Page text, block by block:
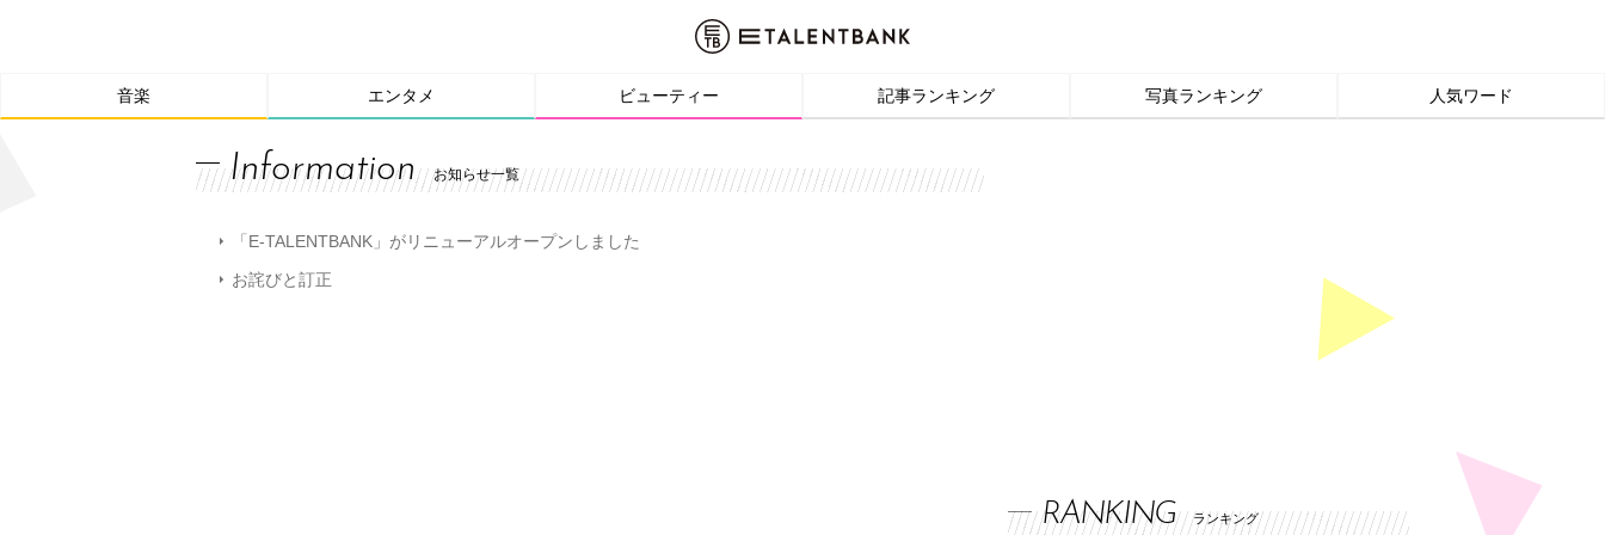
音楽 エンタメ ビューティー 記事ランキング 写真ランキング 人気ワード
Information お知らせ一覧
「E-TALENTBANK」がリニューアルオープンしました
お詫びと訂正
RANKING ランキング